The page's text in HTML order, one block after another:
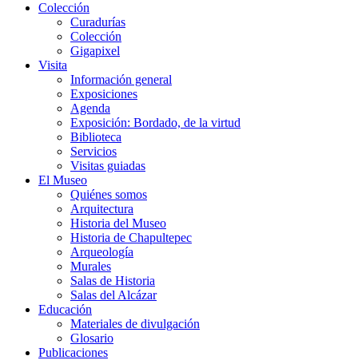
Colección
Curadurías
Colección
Gigapixel
Visita
Información general
Exposiciones
Agenda
Exposición: Bordado, de la virtud
Biblioteca
Servicios
Visitas guiadas
El Museo
Quiénes somos
Arquitectura
Historia del Museo
Historia de Chapultepec
Arqueología
Murales
Salas de Historia
Salas del Alcázar
Educación
Materiales de divulgación
Glosario
Publicaciones